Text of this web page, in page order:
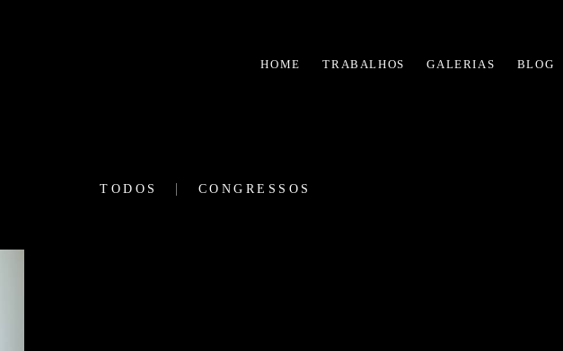
HOME TRABALHOS GALERIAS BLOG
TODOS CONGRESSOS